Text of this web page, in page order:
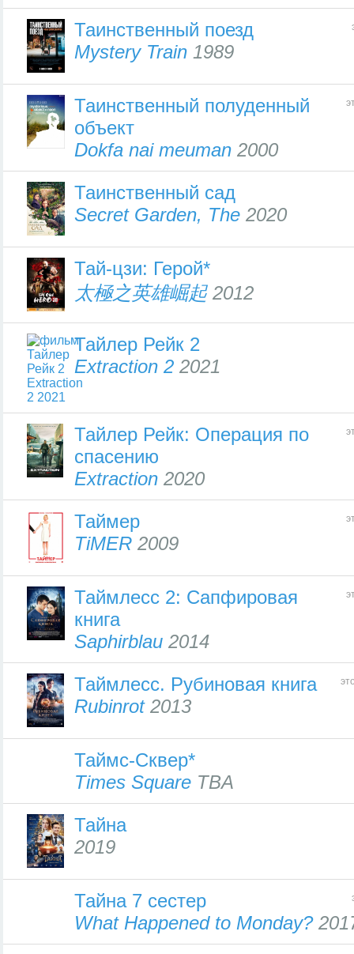
Таинственный поезд
Mystery Train 1989
Таинственный полуденный
объект
Dokfa nai meuman 2000
Таинственный сад
Secret Garden, The 2020
Тай-цзи: Герой*
太極之英雄崛起2012
Тайлер Рейк 2
Extraction 2 2021
Тайлер Рейк: Операция по
спасению
Extraction 2020
Таймер
TiMER 2009
Таймлесс 2: Сапфировая
книга
Saphirblau 2014
Таймлесс. Рубиновая книга
Rubinrot2013
Таймс-Сквер*
Times Square TBA
Тайна
2019
Тайна 7 сестер
What Happened to Monday?